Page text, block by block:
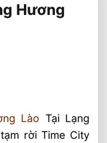
Hương
Lào Tại Lạng
rời Time City